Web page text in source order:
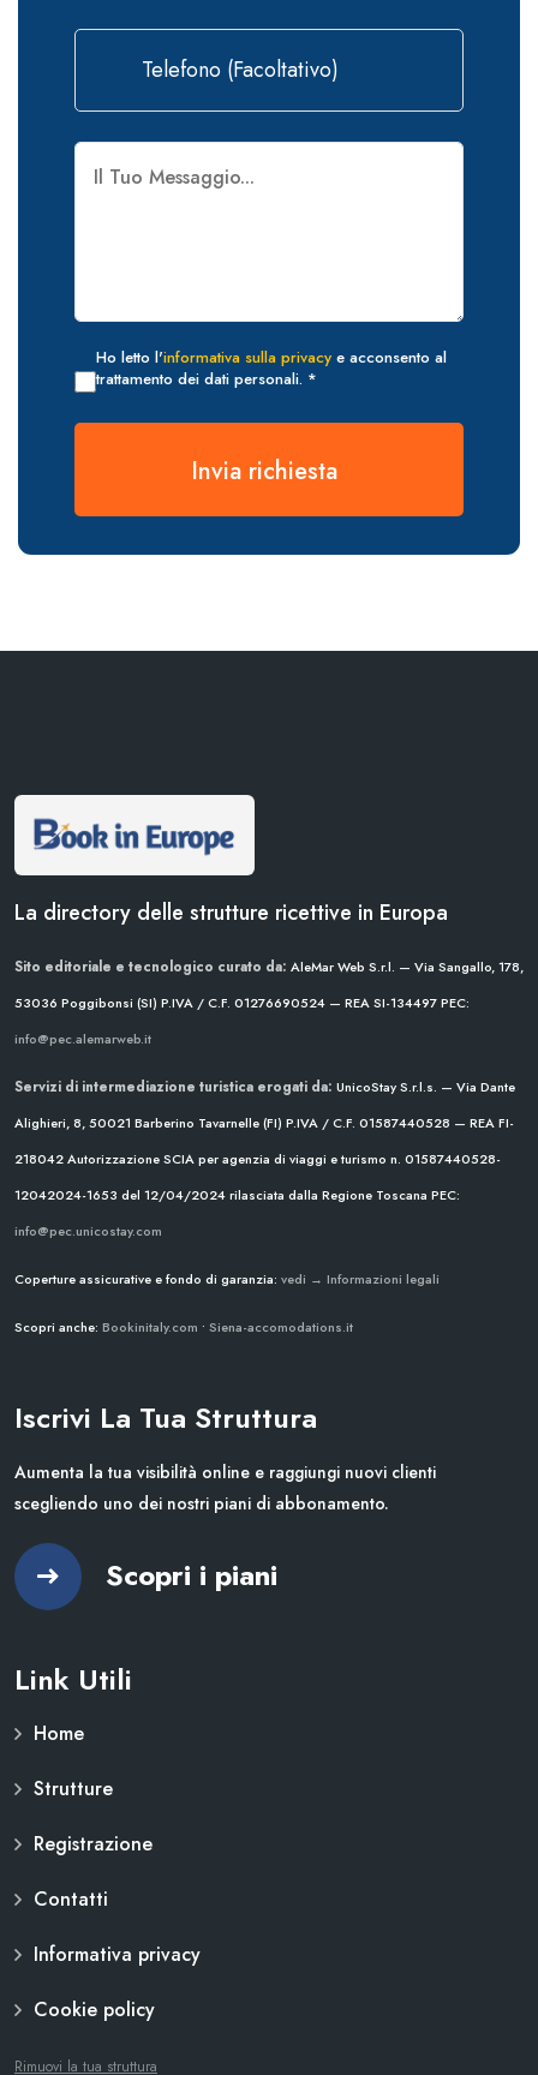
Ho letto l'informativa sulla privacy e acconsento al
trattamento dei dati personali. *
Invia richiesta
La directory delle strutture ricettive in Europa
Sito editoriale e tecnologico curato da: AleMar Web S.r.l. — Via Sangallo, 178,
53036 Poggibonsi (SI) P.IVA / C.F. 01276690524 — REA SI-134497PEC:
info@pec.alemarweb.it
Servizi di intermediazione turistica erogati da: UnicoStay S.r.l.s. — Via Dante
Alighieri, 8, 50021 Barberino Tavarnelle (FI) P.IVA / C.F. 01587440528 — REA FI-
218042Autorizzazione SCIA per agenzia di viaggi e turismo n. 01587440528-
12042024-1653 del 12/04/2024rilasciata dalla Regione Toscana PEC:
info@pec.unicostay.com
Coperture assicurative e fondo di garanzia: vedi → Informazioni legali
Scopri anche: Bookinitaly.com • Siena-accomodations.it
Iscrivi La Tua Struttura
Aumenta la tua visibilità online e raggiungi nuovi clienti
scegliendo uno dei nostri piani di abbonamento.
Scopri i piani
Link Utili
Home
Strutture
Registrazione
Contatti
Informativa privacy
Cookie policy
Rimuovi la tua struttura